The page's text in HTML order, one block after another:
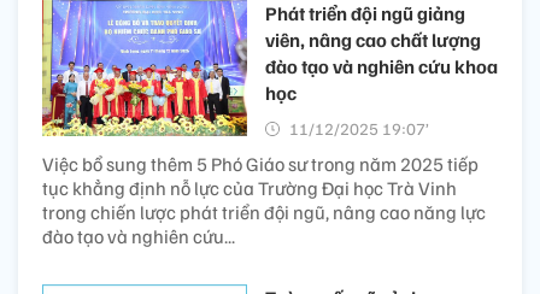
Phát triển đội ngũ giảng
viên, nâng cao chất lượng
đào tạo và nghiên cứu khoa
học
11/12/2025 19:07’
Việc bổ sung thêm 5 Phó Giáo sư trong năm 2025 tiếp
tục khẳng định nỗ lực của Trường Đại học Trà Vinh
trong chiến lược phát triển đội ngũ, nâng cao năng lực
đào tạo và nghiên cứu...